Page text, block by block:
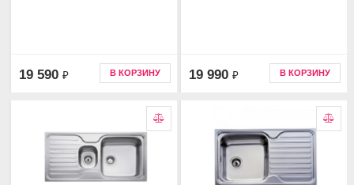
19 590 ₽ В КОРЗИНУ 19 990 ₽ В КОРЗИНУ